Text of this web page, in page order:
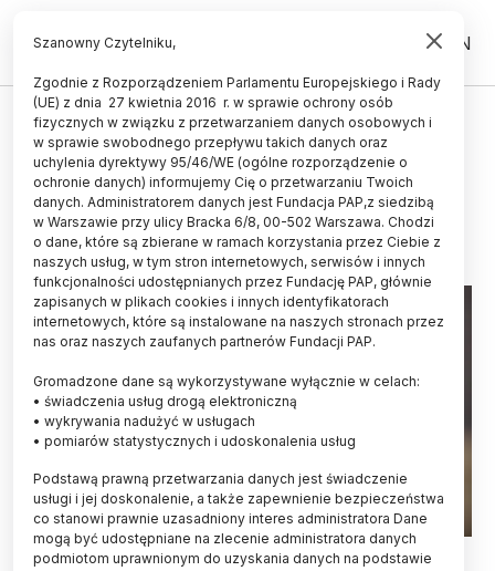
PL EN
Kolejną zagadkę lotu ptaków
zbadali naukowcy z Korei i Polski
16.06.2015
aktualizacja: 16.06.2015
3 minuty czytania
Fot. Fotolia
Szanowny Czytelniku,
Zgodnie z Rozporządzeniem Parlamentu Europejskiego i Rady
(UE) z dnia 27 kwietnia 2016 r. w sprawie ochrony osób
fizycznych w związku z przetwarzaniem danych osobowych i
w sprawie swobodnego przepływu takich danych oraz
uchylenia dyrektywy 95/46/WE (ogólne rozporządzenie o
ochronie danych) informujemy Cię o przetwarzaniu Twoich
danych. Administratorem danych jest Fundacja PAP,z siedzibą
w Warszawie przy ulicy Bracka 6/8, 00-502 Warszawa. Chodzi
o dane, które są zbierane w ramach korzystania przez Ciebie z
naszych usług, w tym stron internetowych, serwisów i innych
funkcjonalności udostępnianych przez Fundację PAP, głównie
zapisanych w plikach cookies i innych identyfikatorach
internetowych, które są instalowane na naszych stronach przez
nas oraz naszych zaufanych partnerów Fundacji PAP.
Gromadzone dane są wykorzystywane wyłącznie w celach:
• świadczenia usług drogą elektroniczną
• wykrywania nadużyć w usługach
• pomiarów statystycznych i udoskonalenia usług
Podstawą prawną przetwarzania danych jest świadczenie
usługi i jej doskonalenie, a także zapewnienie bezpieczeństwa
co stanowi prawnie uzasadniony interes administratora Dane
mogą być udostępniane na zlecenie administratora danych
podmiotom uprawnionym do uzyskania danych na podstawie